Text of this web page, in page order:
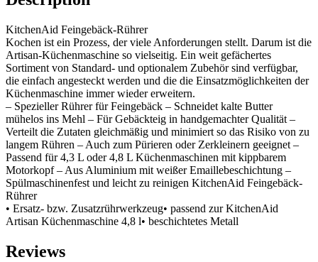
KitchenAid Feingebäck-Rührer
Kochen ist ein Prozess, der viele Anforderungen stellt. Darum ist die
Artisan-Küchenmaschine so vielseitig. Ein weit gefächertes
Sortiment von Standard- und optionalem Zubehör sind verfügbar,
die einfach angesteckt werden und die die Einsatzmöglichkeiten der
Küchenmaschine immer wieder erweitern.
– Spezieller Rührer für Feingebäck – Schneidet kalte Butter
mühelos ins Mehl – Für Gebäckteig in handgemachter Qualität –
Verteilt die Zutaten gleichmäßig und minimiert so das Risiko von zu
langem Rühren – Auch zum Pürieren oder Zerkleinern geeignet –
Passend für 4,3 L oder 4,8 L Küchenmaschinen mit kippbarem
Motorkopf – Aus Aluminium mit weißer Emaillebeschichtung –
Spülmaschinenfest und leicht zu reinigen KitchenAid Feingebäck-
Rührer
• Ersatz- bzw. Zusatzrührwerkzeug• passend zur KitchenAid
Artisan Küchenmaschine 4,8 l• beschichtetes Metall
Reviews